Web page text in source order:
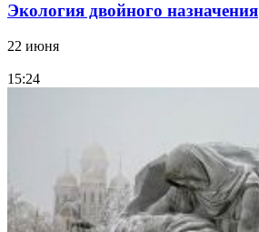
Экология двойного назначения
22 июня
15:24